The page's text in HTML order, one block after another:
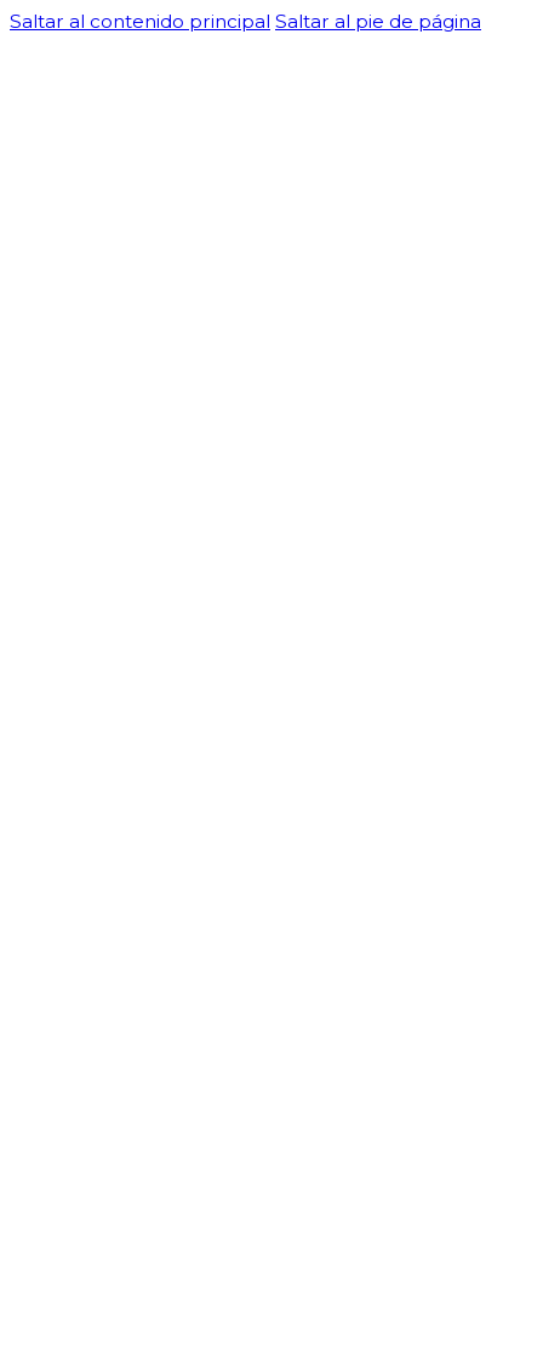
Saltar al contenido principal Saltar al pie de página